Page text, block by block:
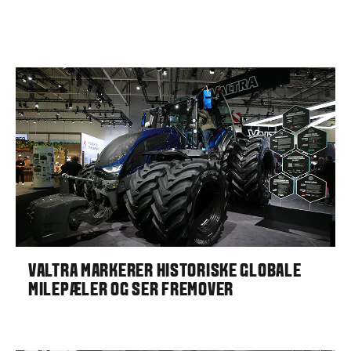
VALTRA MARKERER HISTORISKE GLOBALE
MILEPÆLER OG SER FREMOVER